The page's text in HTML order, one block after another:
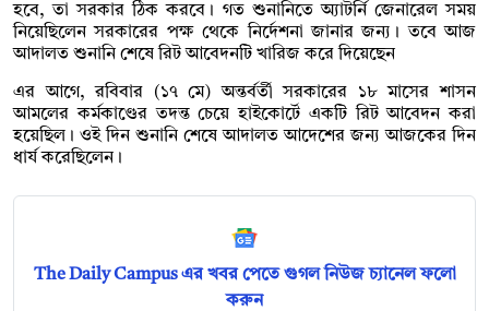
হবে, তা সরকার ঠিক করবে। গত শুনানিতে অ্যাটর্নি জেনারেল সময়
নিয়েছিলেন সরকারের পক্ষ থেকে নির্দেশনা জানার জন্য। তবে আজ
আদালত শুনানি শেষে রিট আবেদনটি খারিজ করে দিয়েছেন
এর আগে, রবিবার (১৭ মে) অন্তর্বর্তী সরকারের ১৮ মাসের শাসন
আমলের কর্মকাণ্ডের তদন্ত চেয়ে হাইকোর্টে একটি রিট আবেদন করা
হয়েছিল। ওই দিন শুনানি শেষে আদালত আদেশের জন্য আজকের দিন
ধার্য করেছিলেন।
The Daily Campus এর খবর পেতে গুগল নিউজ চ্যানেল ফলো
করুন